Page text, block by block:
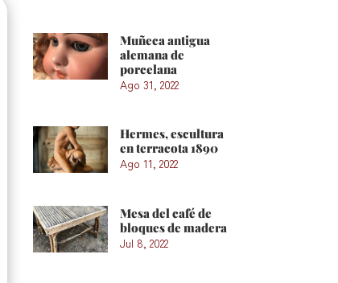
Muñeca antigua
alemana de
porcelana
Ago 31, 2022
Hermes, escultura
en terracota 1890
Ago 11, 2022
Mesa del café de
bloques de madera
Jul 8, 2022